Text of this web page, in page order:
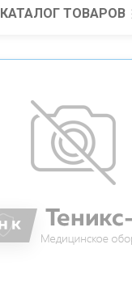
КАТАЛОГ ТОВАРОВ